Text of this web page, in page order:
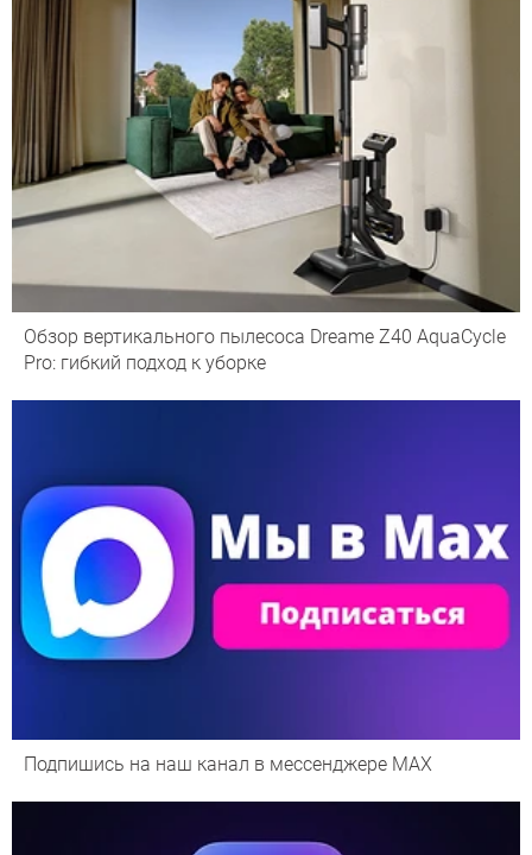
Обзор вертикального пылесоса Dreame Z40 AquaCycle
Pro: гибкий подход к уборке
Подпишись на наш канал в мессенджере МАХ